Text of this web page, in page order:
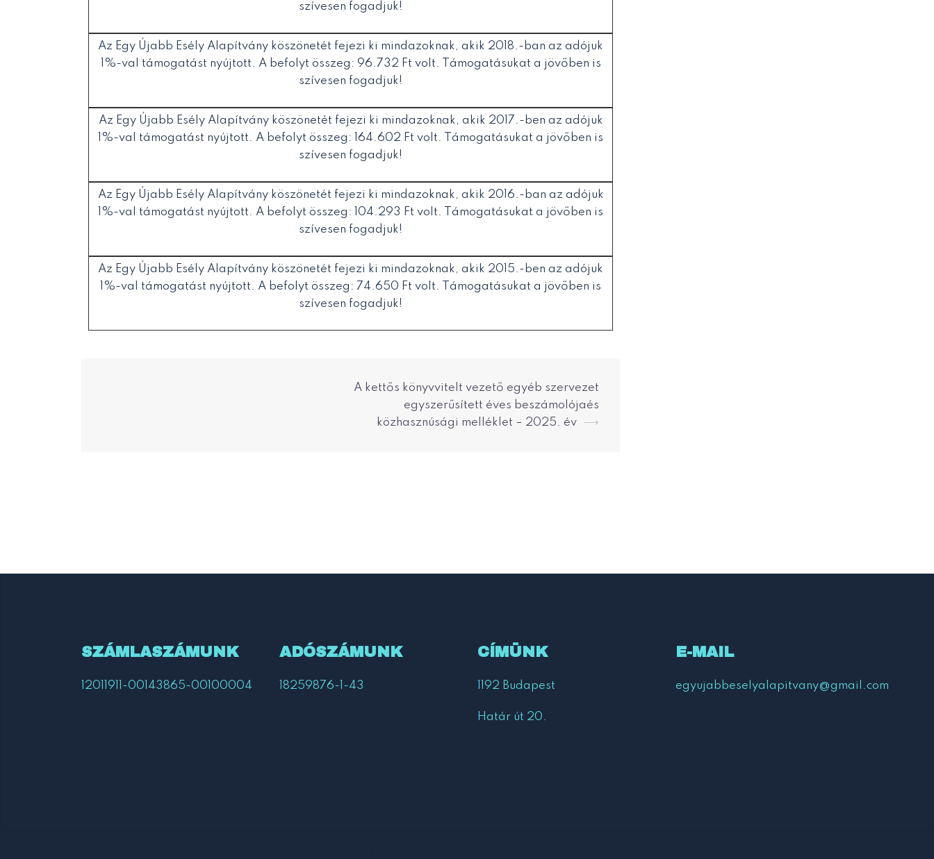
szívesen fogadjuk!
Az Egy Újabb Esély Alapítvány köszönetét fejezi ki mindazoknak, akik 2018.-ban az adójuk
1%-val támogatást nyújtott. A befolyt összeg: 96.732 Ft volt. Támogatásukat a jövőben is
szívesen fogadjuk!
Az Egy Újabb Esély Alapítvány köszönetét fejezi ki mindazoknak, akik 2017.-ben az adójuk
1%-val támogatást nyújtott. A befolyt összeg: 164.602 Ft volt. Támogatásukat a jövőben is
szívesen fogadjuk!
Az Egy Újabb Esély Alapítvány köszönetét fejezi ki mindazoknak, akik 2016.-ban az adójuk
1%-val támogatást nyújtott. A befolyt összeg: 104.293 Ft volt. Támogatásukat a jövőben is
szívesen fogadjuk!
Az Egy Újabb Esély Alapítvány köszönetét fejezi ki mindazoknak, akik 2015.-ben az adójuk
1%-val támogatást nyújtott. A befolyt összeg: 74.650 Ft volt. Támogatásukat a jövőben is
szívesen fogadjuk!
A kettős könyvvitelt vezető egyéb szervezet
egyszerűsített éves beszámolójaés
közhasznúsági melléklet – 2025. év
⟶
SZÁMLASZÁMUNK
12011911-00143865-00100004
ADÓSZÁMUNK
18259876-1-43
CÍMÜNK
1192 Budapest
Határ út 20.
E-MAIL
egyujabbeselyalapitvany@gmail.com